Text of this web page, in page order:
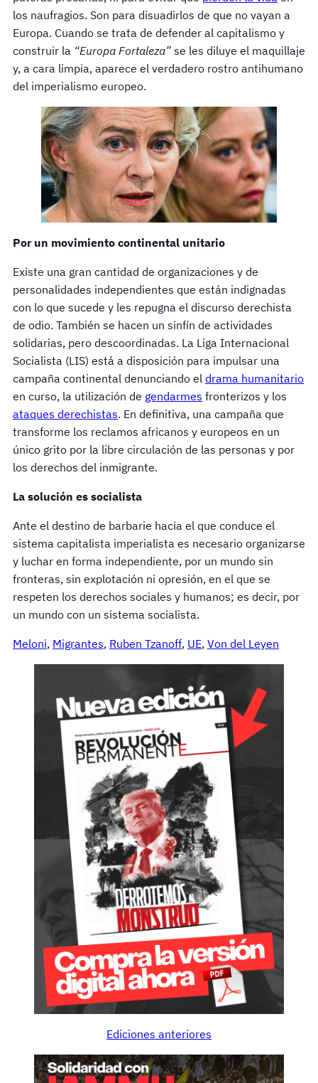
los naufragios. Son para disuadirlos de que no vayan a
Europa. Cuando se trata de defender al capitalismo y
construir la “Europa Fortaleza” se les diluye el maquillaje
y, a cara limpia, aparece el verdadero rostro antihumano
del imperialismo europeo.
Por un movimiento continental unitario
Existe una gran cantidad de organizaciones y de
personalidades independientes que están indignadas
con lo que sucede y les repugna el discurso derechista
de odio. También se hacen un sinfín de actividades
solidarias, pero descoordinadas. La Liga Internacional
Socialista (LIS) está a disposición para impulsar una
campaña continental denunciando el drama humanitario
en curso, la utilización de gendarmes fronterizos y los
ataques derechistas. En definitiva, una campaña que
transforme los reclamos africanos y europeos en un
único grito por la libre circulación de las personas y por
los derechos del inmigrante.
La solución es socialista
Ante el destino de barbarie hacia el que conduce el
sistema capitalista imperialista es necesario organizarse
y luchar en forma independiente, por un mundo sin
fronteras, sin explotación ni opresión, en el que se
respeten los derechos sociales y humanos; es decir, por
un mundo con un sistema socialista.
Meloni, Migrantes, Ruben Tzanoff, UE, Von del Leyen
Ediciones anteriores